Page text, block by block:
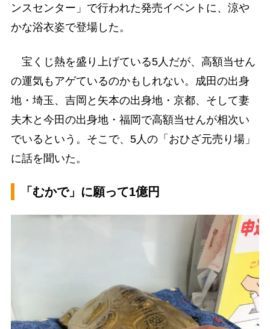
ンスセンター」で行われた発売イベントに、涼や
かな浴衣姿で登場した。
宝くじ熱を盛り上げている5人だが、高額当せん
の運気もアゲているのかもしれない。成田の出身
地・埼玉、吉岡と矢本の出身地・京都、そして妻
夫木と今田の出身地・福岡で高額当せんが相次い
でいるという。そこで、5人の「おひざ元売り場」
に話を聞いた。
「むかで」に願って1億円